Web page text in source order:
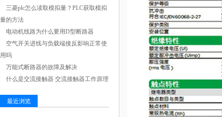
三菱plc怎么读取模拟量？PLC获取模拟
量的方法
电动机线路为什么要用D型断路器
空气开关进线与负载端接反影响正常使
用吗
万能式断路器的故障及解决
什么是交流接触器 交流接触器工作原理
最近浏览